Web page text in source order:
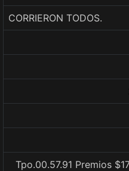
CORRIERON TODOS.
Tpo.00.57.91 Premios